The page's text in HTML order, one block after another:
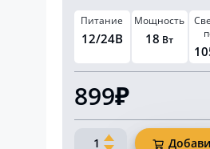
Питание
12/24В
Мощность
18 Вт
899₽
Количество